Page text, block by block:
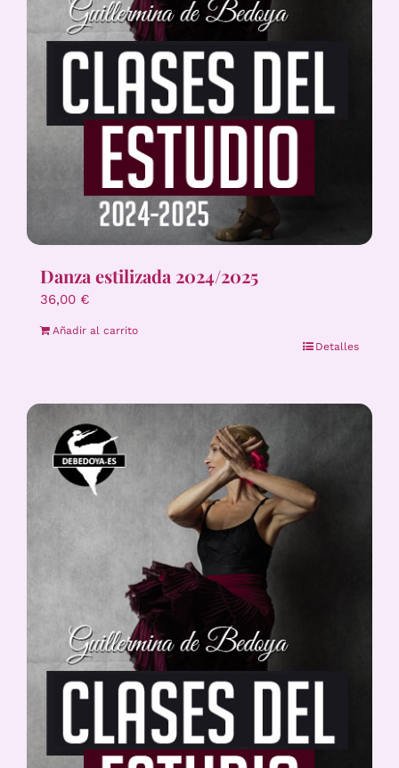
Danza estilizada 2024/2025
36,00 €
Añadir al carrito
Detalles